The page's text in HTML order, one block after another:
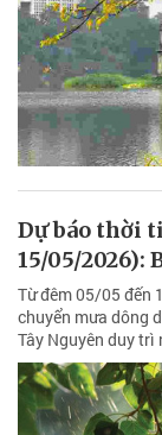
Dự báo thời
15/05/2026):
Từ đêm 05/05 đến
chuyển mưa dông
Tây Nguyên duy trì